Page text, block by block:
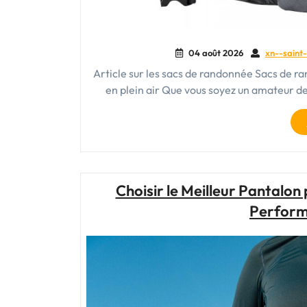
04 août 2026 xn--
Article sur les sacs de randonnée Sacs de
en plein air Que vous soyez un amateur
Choisir le Meilleur